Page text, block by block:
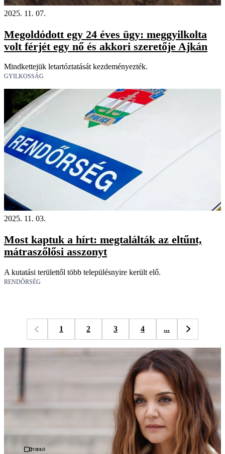
2025. 11. 07.
Megoldódott egy 24 éves ügy: meggyilkolta
volt férjét egy nő és akkori szeretője Ajkán
Mindkettejük letartóztatását kezdeményezték.
GYILKOSSÁG
2025. 11. 03.
Most kaptuk a hírt: megtalálták az eltűnt,
mátraszőlősi asszonyt
A kutatási területtől több településnyire került elő.
RENDŐRSÉG
1 2 3 4 ...
Videó